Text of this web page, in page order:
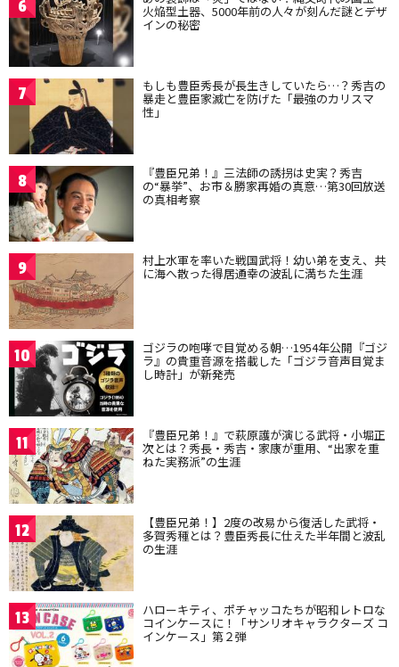
6 火焔型土器、5000年前の人々が刻んだ謎とデザ
インの秘密
7 もしも豊臣秀長が長生きしていたら…？秀吉の
暴走と豊臣家滅亡を防げた「最強のカリスマ
性」
8 『豊臣兄弟！』三法師の誘拐は史実？秀吉
の“暴挙”、お市＆勝家再婚の真意…第30回放送
の真相考察
9 村上水軍を率いた戦国武将！幼い弟を支え、共
に海へ散った得居通幸の波乱に満ちた生涯
10 ゴジラの咆哮で目覚める朝…1954年公開『ゴジ
ラ』の貴重音源を搭載した「ゴジラ音声目覚ま
し時計」が新発売
11 『豊臣兄弟！』で萩原護が演じる武将・小堀正
次とは？秀長・秀吉・家康が重用、“出家を重
ねた実務派”の生涯
12 【豊臣兄弟！】2度の改易から復活した武将・
多賀秀種とは？豊臣秀長に仕えた半年間と波乱
の生涯
13 ハローキティ、ポチャッコたちが昭和レトロな
コインケースに！「サンリオキャラクターズ コ
インケース」第２弾